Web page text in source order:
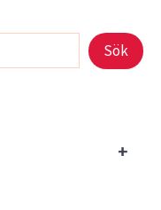
Sök
+